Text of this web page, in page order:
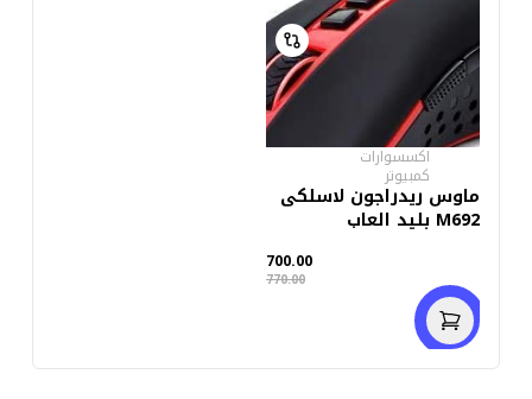
اكسسوارات
كمبيوتر
ماوس ريدراجون لاسلكى
M692 بليد العاب
700.00
770.00